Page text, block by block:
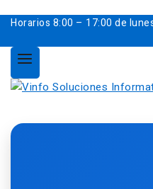
Horarios 8:00 – 17:00 de